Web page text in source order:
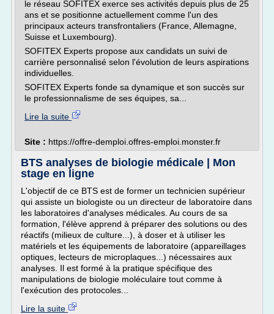
le réseau SOFITEX exerce ses activités depuis plus de 25
ans et se positionne actuellement comme l'un des
principaux acteurs transfrontaliers (France, Allemagne,
Suisse et Luxembourg).
SOFITEX Experts propose aux candidats un suivi de
carrière personnalisé selon l'évolution de leurs aspirations
individuelles.
SOFITEX Experts fonde sa dynamique et son succès sur
le professionnalisme de ses équipes, sa...
Lire la suite
Site : https://offre-demploi.offres-emploi.monster.fr
BTS analyses de biologie médicale | Mon
stage en ligne
L'objectif de ce BTS est de former un technicien supérieur
qui assiste un biologiste ou un directeur de laboratoire dans
les laboratoires d'analyses médicales. Au cours de sa
formation, l'élève apprend à préparer des solutions ou des
réactifs (milieux de culture...), à doser et à utiliser les
matériels et les équipements de laboratoire (appareillages
optiques, lecteurs de microplaques...) nécessaires aux
analyses. Il est formé à la pratique spécifique des
manipulations de biologie moléculaire tout comme à
l'exécution des protocoles...
Lire la suite